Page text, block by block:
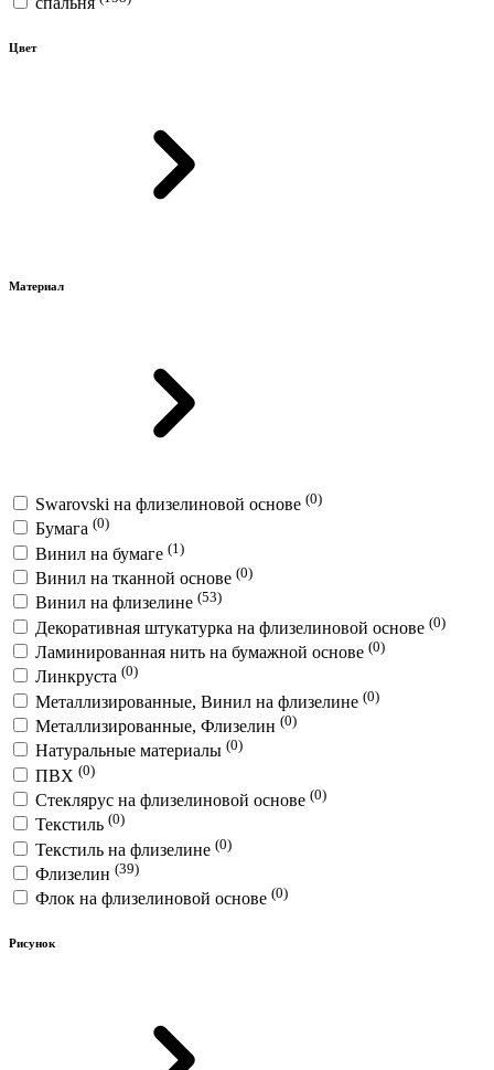
Цвет
Материал
Swarovski на флизелиновой основе (0)
Бумага (0)
Винил на бумаге (1)
Винил на тканной основе (0)
Винил на флизелине (53)
Декоративная штукатурка на флизелиновой основе (0)
Ламинированная нить на бумажной основе (0)
Линкруста (0)
Металлизированные, Винил на флизелине (0)
Металлизированные, Флизелин (0)
Натуральные материалы (0)
ПВХ (0)
Стеклярус на флизелиновой основе (0)
Текстиль (0)
Текстиль на флизелине (0)
Флизелин (39)
Флок на флизелиновой основе (0)
Рисунок